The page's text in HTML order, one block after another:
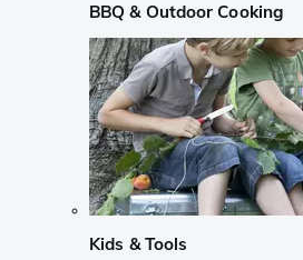
BBQ & Outdoor Cooking
Kids & Tools